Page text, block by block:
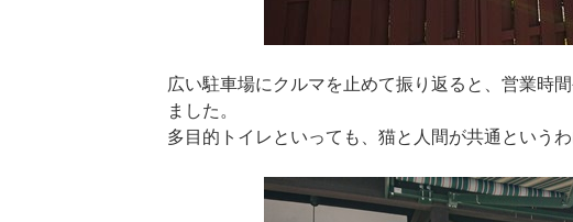
広い駐車場にクルマを止めて振り返ると、営業時
ました。
多目的トイレといっても、猫と人間が共通という